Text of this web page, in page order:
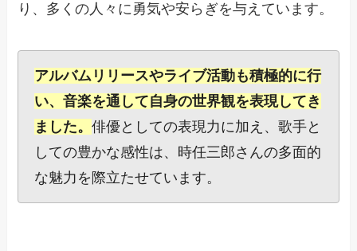
り、多くの人々に勇気や安らぎを与えています。
アルバムリリースやライブ活動も積極的に行
い、音楽を通して自身の世界観を表現してき
ました。俳優としての表現力に加え、歌手と
しての豊かな感性は、時任三郎さんの多面的
な魅力を際立たせています。